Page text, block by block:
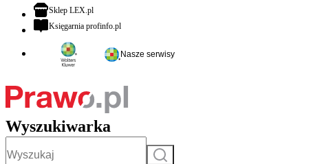
Sklep LEX.plotwiera się w nowej karcie
Księgarnia profinfo.plotwiera się w nowej karcie
Nasze serwisy
Wyszukiwarka
Szukaj